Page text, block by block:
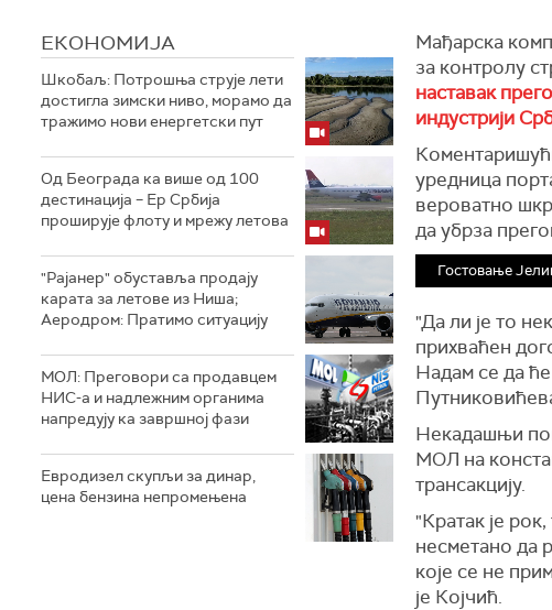
ЕКОНОМИЈА
Шкобаљ: Потрошња струје лети
достигла зимски ниво, морамо да
тражимо нови енергетски пут
Од Београда ка више од 100
дестинација – Ер Србија
проширује флоту и мрежу летова
"Рајанер" обуставља продају
карата за летове из Ниша;
Аеродром: Пратимо ситуацију
МОЛ: Преговори са продавцем
НИС-а и надлежним органима
напредују ка завршној фази
Евродизел скупљи за динар,
цена бензина непромењена
Мађарска
за контролу
наставак
индустрији
уредница
вероватно
да убрза
Гостовање
"Да ли је то
прихваћен
Надам се да
Некадашњи
МОЛ на
трансакцију.
"Кратак је
несметано да
које се не
је Којчић.